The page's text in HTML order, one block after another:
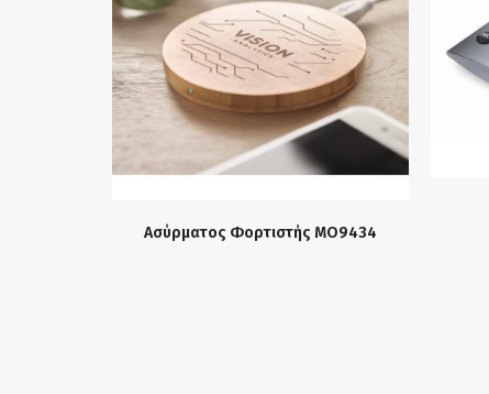
Ασύρματος Φορτιστής MO9434